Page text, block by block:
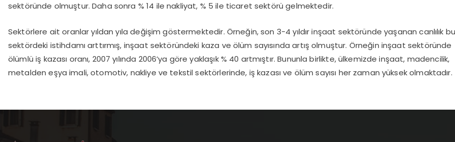
sektöründe olmuştur. Daha sonra % 14 ile nakliyat, % 5 ile ticaret sektörü gelmektedir.
Sektörlere ait oranlar yıldan yıla değişim göstermektedir. Örneğin, son 3-4 yıldır inşaat sektöründe yaşanan canlılık bu
sektördeki istihdamı arttırmış, inşaat sektöründeki kaza ve ölüm sayısında artış olmuştur. Örneğin inşaat sektöründe
ölümlü iş kazası oranı, 2007 yılında 2006’ya göre yaklaşık % 40 artmıştır. Bununla birlikte, ülkemizde inşaat, madencilik,
metalden eşya imali, otomotiv, nakliye ve tekstil sektörlerinde, iş kazası ve ölüm sayısı her zaman yüksek olmaktadır.